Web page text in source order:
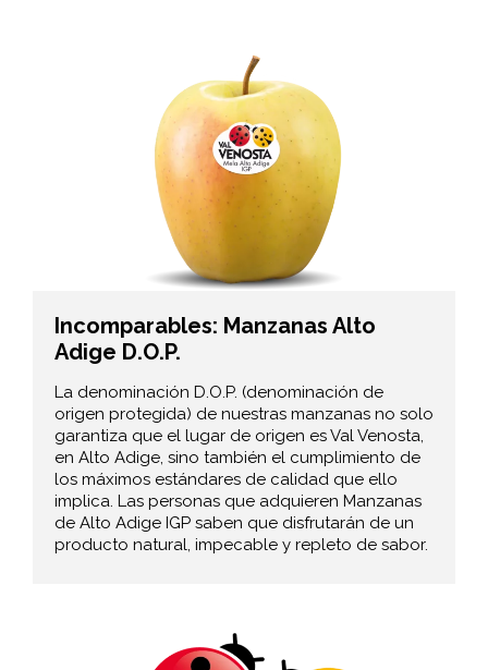
Incomparables: Manzanas Alto
Adige D.O.P.
La denominación D.O.P. (denominación de
origen protegida) de nuestras manzanas no solo
garantiza que el lugar de origen es Val Venosta,
en Alto Adige, sino también el cumplimiento de
los máximos estándares de calidad que ello
implica. Las personas que adquieren Manzanas
de Alto Adige IGP saben que disfrutarán de un
producto natural, impecable y repleto de sabor.